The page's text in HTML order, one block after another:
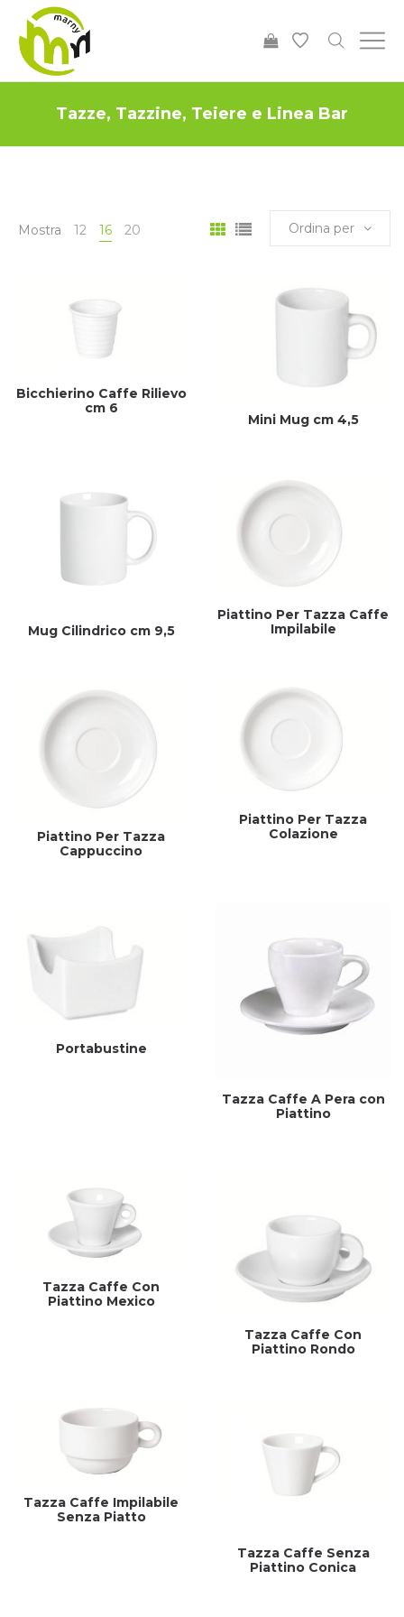
Tazze, Tazzine, Teiere e Linea Bar
Mostra 12 16 20 Ordina per
Bicchierino Caffe Rilievo
cm 6
Mini Mug cm 4,5
Mug Cilindrico cm 9,5
Piattino Per Tazza Caffe
Impilabile
Piattino Per Tazza
Cappuccino
Piattino Per Tazza
Colazione
Portabustine
Tazza Caffe A Pera con
Piattino
Tazza Caffe Con
Piattino Mexico
Tazza Caffe Con
Piattino Rondo
Tazza Caffe Impilabile
Senza Piatto
Tazza Caffe Senza
Piattino Conica